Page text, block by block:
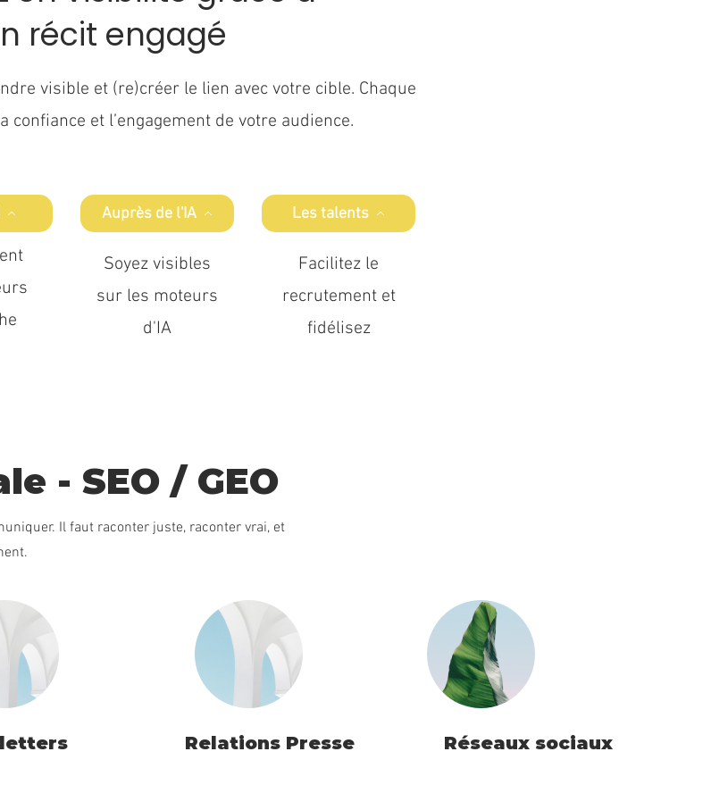
récit engagé
visible et (re)créer le lien avec votre cible. Chaque
confiance et l’engagement de votre audience.
Auprès de l'IA
Soyez visibles
sur les moteurs
d'IA
Les talents
Facilitez le
recrutement et
fidélisez
- SEO / GEO
Il faut raconter juste, raconter vrai, et
Relations Presse Réseaux sociaux